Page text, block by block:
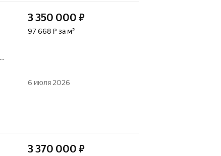
3 350 000 ₽
97 668 ₽ за м²
6 июля 2026
3 370 000 ₽